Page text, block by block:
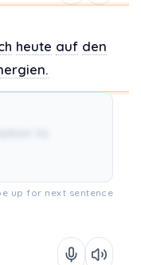
heute auf den
up for next sentence